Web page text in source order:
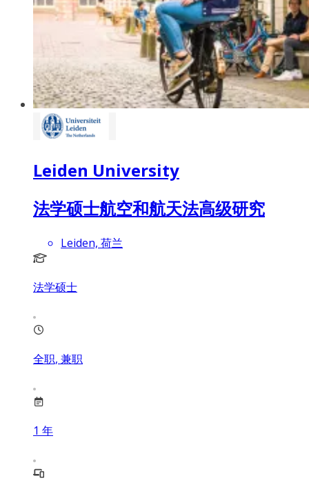
Leiden University
法学硕士航空和航天法高级研究
Leiden, 荷兰
法学硕士
全职, 兼职
1 年